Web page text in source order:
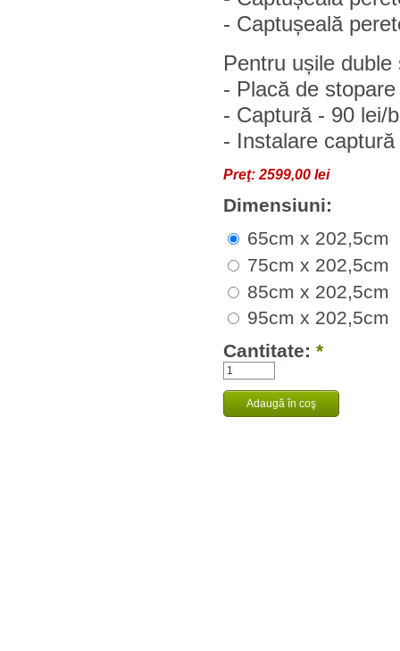
- Captușeală
Pentru ușile
- Placă de
- Captură - 90 lei/
- Instalare
Preţ: 2599,00 lei
Dimensiuni:
65cm x 202,5cm
75cm x 202,5cm
85cm x 202,5cm
95cm x 202,5cm
Cantitate: *